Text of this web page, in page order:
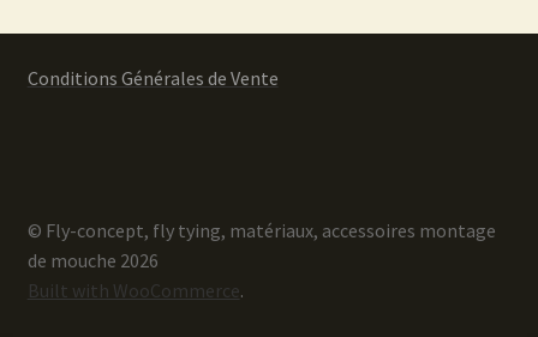
Conditions Générales de Vente
© Fly-concept, fly tying, matériaux, accessoires montage
de mouche 2026
Built with WooCommerce.